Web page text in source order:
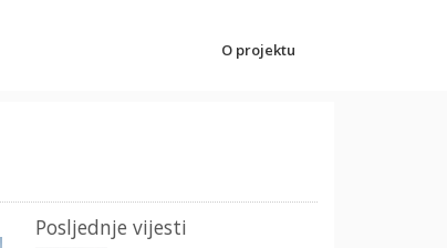
O projektu
Posljednje vijesti